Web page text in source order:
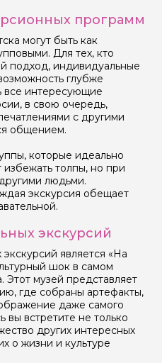
программ
могут быть как
Для тех, кто
подход, индивидуальные
глубже
все интересующие
в свою очередь,
с другими
общением.
которые идеально
избежать толпы, но при
людьми.
экскурсия обещает
экскурсий
является «На
шок в самом
музей представляет
где собраны артефакты,
даже самого
вы встретите не только
других интересных
о жизни и культуре